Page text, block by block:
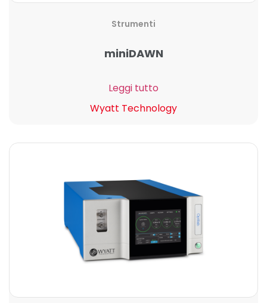
Strumenti
miniDAWN
Leggi tutto
Wyatt Technology